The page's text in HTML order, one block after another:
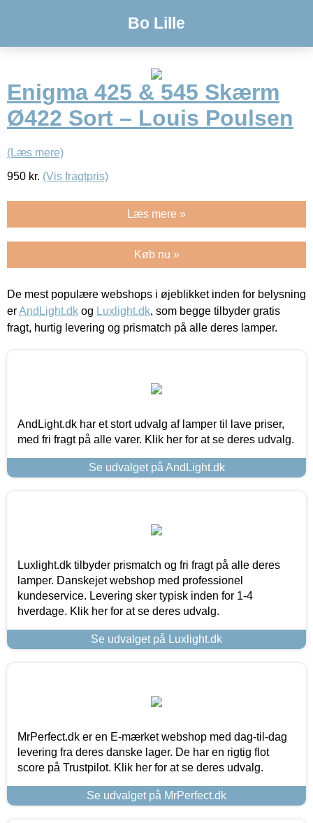
Bo Lille
Enigma 425 & 545 Skærm
Ø422 Sort – Louis Poulsen
(Læs mere)
950 kr. (Vis fragtpris)
Læs mere »
Køb nu »
De mest populære webshops i øjeblikket inden for belysning
erAndLight.dk og Luxlight.dk, som begge tilbyder gratis
fragt, hurtig levering og prismatch på alle deres lamper.
AndLight.dk har et stort udvalg af lamper til lave priser,
med fri fragt på alle varer. Klik her for at se deres udvalg.
Se udvalget på AndLight.dk
Luxlight.dk tilbyder prismatch og fri fragt på alle deres
lamper. Danskejet webshop med professionel
kundeservice. Levering sker typisk inden for 1-4
hverdage. Klik her for at se deres udvalg.
Se udvalget på Luxlight.dk
MrPerfect.dk er en E-mærket webshop med dag-til-dag
levering fra deres danske lager. De har en rigtig flot
score på Trustpilot. Klik her for at se deres udvalg.
Se udvalget på MrPerfect.dk